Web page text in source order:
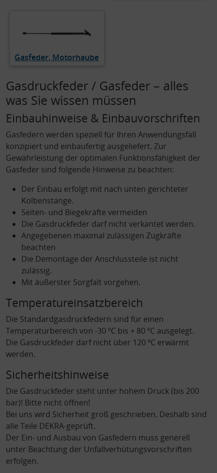
Gasfeder, Motorhaube
Gasdruckfeder / Gasfeder – alles
was Sie wissen müssen
Einbauhinweise & Einbauvorschriften
Gasfedern werden speziell für Ihren Anwendungsfall
konzipiert und einbaufertig ausgeliefert. Zur
Gewährleistung der optimalen Funktionsfähigkeit der
Gasfeder sind folgende Hinweise zu beachten:
Der Einbau erfolgt mit nach unten gerichteter
Kolbenstange.
Seiten- und Biegekräfte vermeiden
Die Gasdruckfeder darf nicht verkantet werden.
Angegebenen maximal zulässigen Zugkräfte
beachten
Die Demontage der Anschlussteile ist nicht
zulässig.
Mit äußerster Sorgfalt vorgehen.
Temperatureinsatzbereich
Die Standardgasdruckfedern sind für einen
Temperaturbereich von -30 ºC bis + 80 ºC ausgelegt.
Die Gasdruckfeder darf nicht über 120 ºC erwärmt
werden.
Sicherheitshinweise
Die Gasdruckfeder steht unter hohem Druck (bis 200
bar)! Bitte nicht öffnen!
Bei uns wird Sicherheit groß geschrieben. Deshalb sind
alle Teile DEKRA-geprüft.
Der Ein- und Ausbau von Gasfedern muss generell
unter Beachtung der Unfallverhütungsvorschriften
erfolgen.